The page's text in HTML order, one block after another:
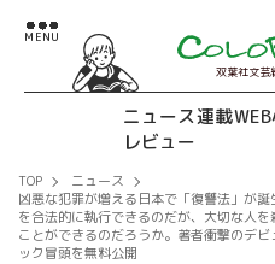
双葉社文芸
ニュース連載
レビュー
TOP
ニュース
凶悪な犯罪が増える日本で「復讐法」が
を合法的に執行できるのだが、大切な人
ことができるのだろうか。著者衝撃のデ
ック冒頭を無料公開